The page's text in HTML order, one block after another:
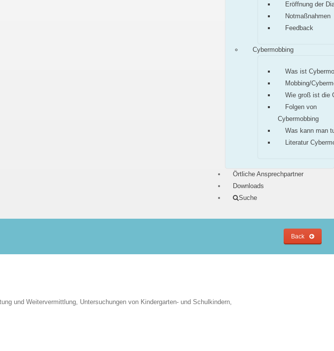
Eröffnung der
Notmaßnahmen
Feedback
Cybermobbing
Was ist
Mobbing/
Wie groß ist die
Folgen von
Cybermobbing
Was kann man
Literatur
Örtliche Ansprechpartner
Downloads
Suche
Back
und Weitervermittlung, Untersuchungen von Kindergarten- und Schulkindern,